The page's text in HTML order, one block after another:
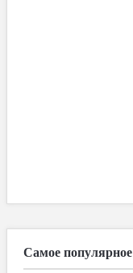
Самое популярное